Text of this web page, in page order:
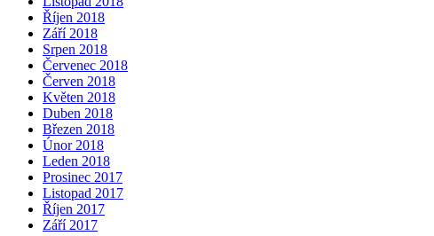
Říjen 2018
Září 2018
Srpen 2018
Červenec 2018
Červen 2018
Květen 2018
Duben 2018
Březen 2018
Únor 2018
Leden 2018
Prosinec 2017
Listopad 2017
Říjen 2017
Září 2017